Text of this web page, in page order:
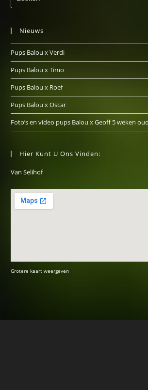
Nieuws
Pups Balou x Verdi
Pups Balou x Timo
Pups Balou x Roef
Pups Balou x Oscar
Foto’s en video pups Balou x Geoff 5 weken oud
Hier Kunt U Ons Vinden:
Van Selihof
Grotere kaart weergeven